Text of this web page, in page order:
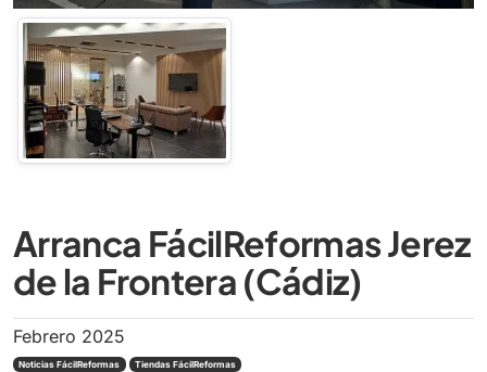
Arranca FácilReformas Jerez
de la Frontera (Cádiz)
Febrero 2025
Noticias FácilReformas Tiendas FácilReformas